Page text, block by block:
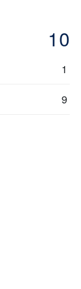
10
1
9